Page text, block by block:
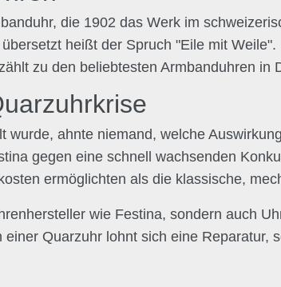
die 1902 das Werk im
heißt der Spruch "Eile mit
zu den beliebtesten Armbanduhren in
ahnte niemand, welche
gegen eine schnell wachsenden
ermöglichten als die klassische,
wie Festina, sondern auch
Quarzuhr lohnt sich eine Reparatur,